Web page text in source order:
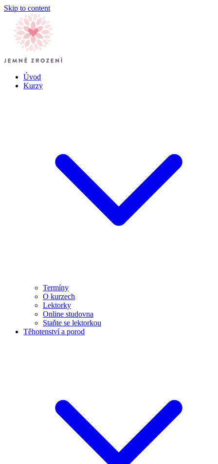
Skip to content
Úvod
Kurzy
Termíny
O kurzech
Lektorky
Online studovna
Staňte se lektorkou
Těhotenství a porod